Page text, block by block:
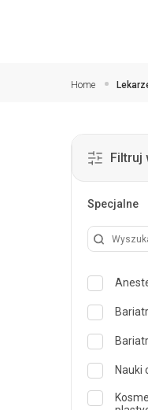
Home
Filtruj
Specjalne
Nauki